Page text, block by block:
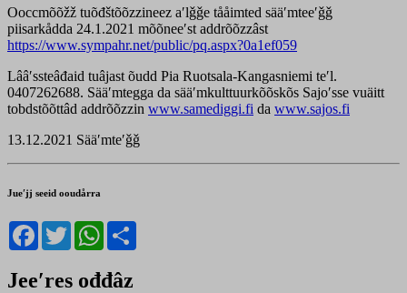
Ooccmõõžž tuõđštõõzzineez aʹlǧǧe tååimted sääʹmteeʹǧǧ
piisarkådda 24.1.2021 mõõneeʹst addrõõzzâst
https://www.sympahr.net/public/pq.aspx?0a1ef059
Lââʹssteâđaid tuâjast õudd Pia Ruotsala-Kangasniemi teʹl.
0407262688. Sääʹmtegga da sääʹmkulttuurkõõskõs Sajoʹsse vuäitt
tobdstõõttâd addrõõzzin www.samediggi.fi da www.sajos.fi
13.12.2021 Sääʹmteʹǧǧ
Jueʹjj seeid ooudårra
Facebook
TwitterWhatsApp
Jeeʹres ođđâz